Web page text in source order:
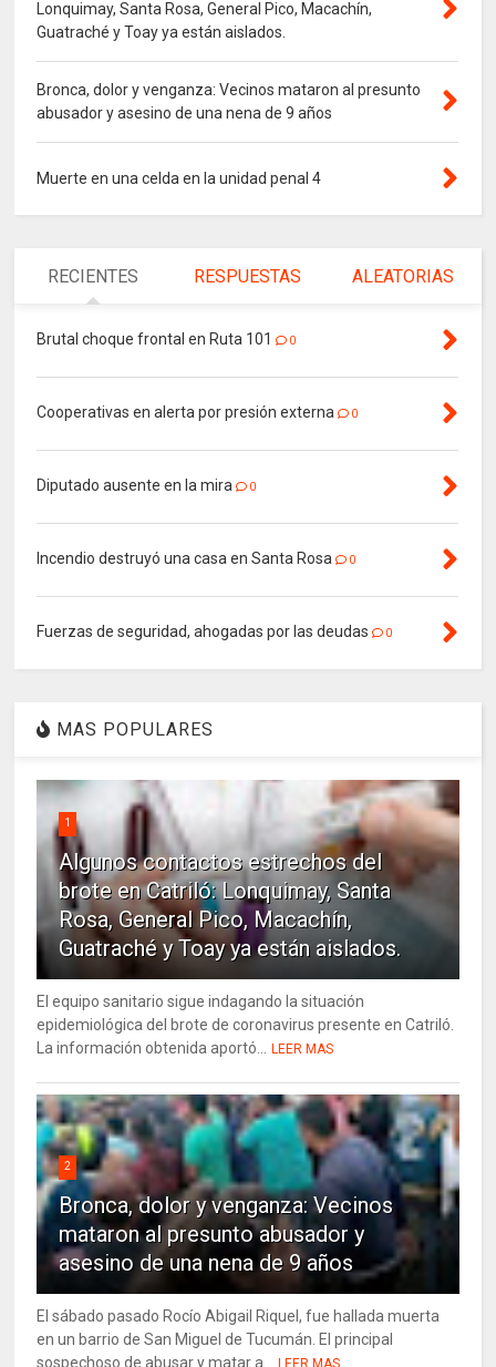
Lonquimay, Santa Rosa, General Pico, Macachín,
Guatraché y Toay ya están aislados.
Bronca, dolor y venganza: Vecinos mataron al presunto
abusador y asesino de una nena de 9 años
Muerte en una celda en la unidad penal 4
RECIENTES RESPUESTAS ALEATORIAS
Brutal choque frontal en Ruta 101 0
Cooperativas en alerta por presión externa 0
Diputado ausente en la mira 0
Incendio destruyó una casa en Santa Rosa 0
Fuerzas de seguridad, ahogadas por las deudas 0
MAS POPULARES
1
Algunos contactos estrechos del
brote en Catriló: Lonquimay, Santa
Rosa, General Pico, Macachín,
Guatraché y Toay ya están aislados.
El equipo sanitario sigue indagando la situación
epidemiológica del brote de coronavirus presente en Catriló.
La información obtenida aportó...
LEER MAS
2
Bronca, dolor y venganza: Vecinos
mataron al presunto abusador y
asesino de una nena de 9 años
El sábado pasado Rocío Abigail Riquel, fue hallada muerta
en un barrio de San Miguel de Tucumán. El principal
sospechoso de abusar y matar a...
LEER MAS